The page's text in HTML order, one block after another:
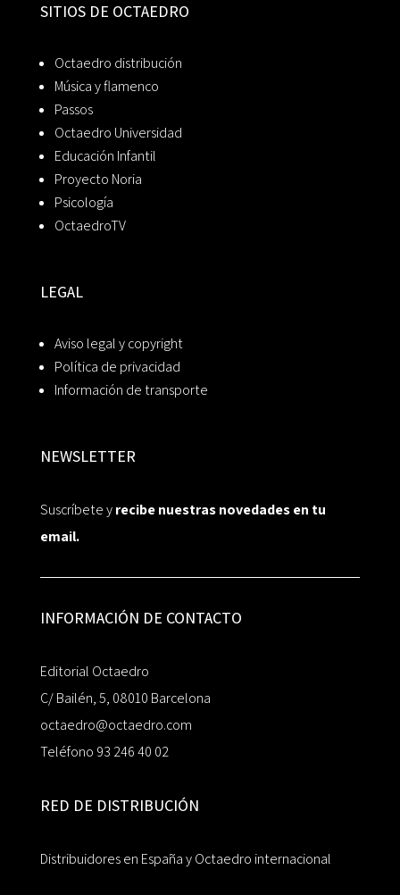
SITIOS DE OCTAEDRO
Octaedro distribución
Música y flamenco
Passos
Octaedro Universidad
Educación Infantil
Proyecto Noria
Psicología
OctaedroTV
LEGAL
Aviso legal y copyright
Política de privacidad
Información de transporte
NEWSLETTER
Suscríbete yrecibe nuestras novedades en tu
email.
INFORMACIÓN DE CONTACTO
Editorial Octaedro
C/ Bailén, 5, 08010 Barcelona
octaedro@octaedro.com
Teléfono 93 246 40 02
RED DE DISTRIBUCIÓN
Distribuidores en España y Octaedro internacional